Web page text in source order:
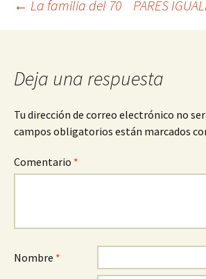
Navegación
entradas
← La familia del 70 PARES
Deja una respuesta
Tu dirección de correo electrónico no
campos obligatorios están marcados
Comentario *
Nombre *